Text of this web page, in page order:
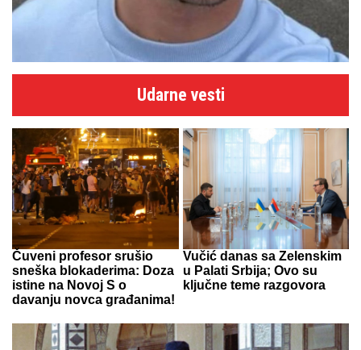
Udarne vesti
Čuveni profesor srušio
sneška blokaderima: Doza
istine na Novoj S o
davanju novca građanima!
Vučić danas sa Zelenskim
u Palati Srbija; Ovo su
ključne teme razgovora